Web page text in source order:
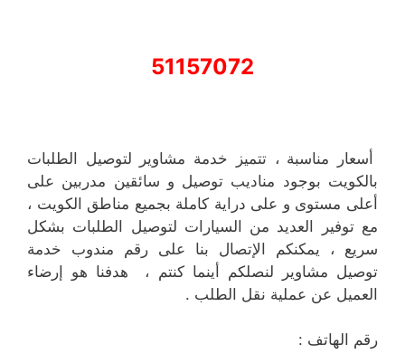
51157072
أسعار مناسبة ، تتميز خدمة مشاوير لتوصيل الطلبات
بالكويت بوجود مناديب توصيل و سائقين مدربين على
أعلى مستوى و على دراية كاملة بجميع مناطق الكويت ،
مع توفير العديد من السيارات لتوصيل الطلبات بشكل
سريع ، يمكنكم الإتصال بنا على رقم مندوب خدمة
توصيل مشاوير لنصلكم أينما كنتم ، هدفنا هو إرضاء
العميل عن عملية نقل الطلب .
رقم الهاتف :